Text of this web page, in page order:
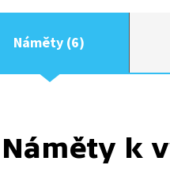
Náměty (6)
Náměty k